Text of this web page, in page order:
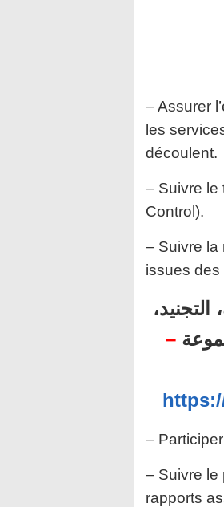
– Assurer
les
découlent.
– Suivre le
Control).
– Suivre la
issues
الجمارك، التجنيد،
–
–
– Suivre le
rapports